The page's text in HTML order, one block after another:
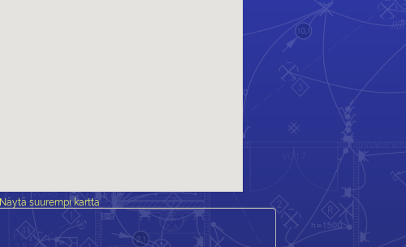
Näytä suurempi kartta